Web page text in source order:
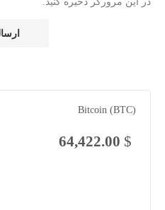
Bitcoin (BTC)
$
64,422.00